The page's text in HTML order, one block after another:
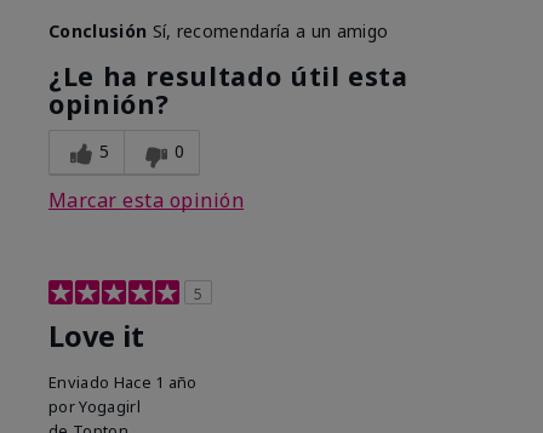
Conclusión Sí, recomendaría a un amigo
¿Le ha resultado útil esta
opinión?
5 0
Marcar esta opinión
5
Love it
Enviado Hace 1 año
porYogagirl